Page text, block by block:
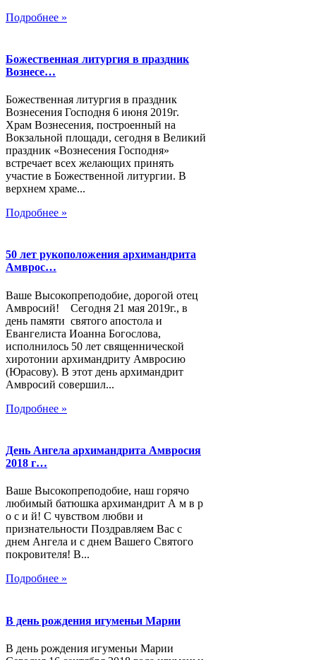
Подробнее »
Божественная литургия в праздник
Вознесе…
Божественная литургия в праздник
Вознесения Господня 6 июня 2019г.
Храм Вознесения, построенный на
Вокзальной площади, сегодня в Великий
праздник «Вознесения Господня»
встречает всех желающих принять
участие в Божественной литургии. В
верхнем храме...
Подробнее »
50 лет рукоположения архимандрита
Амврос…
Ваше Высокопреподобие, дорогой отец
Амвросий! Сегодня 21 мая 2019г., в
день памяти святого апостола и
Евангелиста Иоанна Богослова,
исполнилось 50 лет священнической
хиротонии архимандриту Амвросию
(Юрасову). В этот день архимандрит
Амвросий совершил...
Подробнее »
День Ангела архимандрита Амвросия
2018 г…
Ваше Высокопреподобие, наш горячо
любимый батюшка архимандрит А м в р
о с и й! С чувством любви и
признательности Поздравляем Вас с
днем Ангела и с днем Вашего Святого
покровителя! В...
Подробнее »
В день рождения игуменьи Марии
В день рождения игуменьи Марии